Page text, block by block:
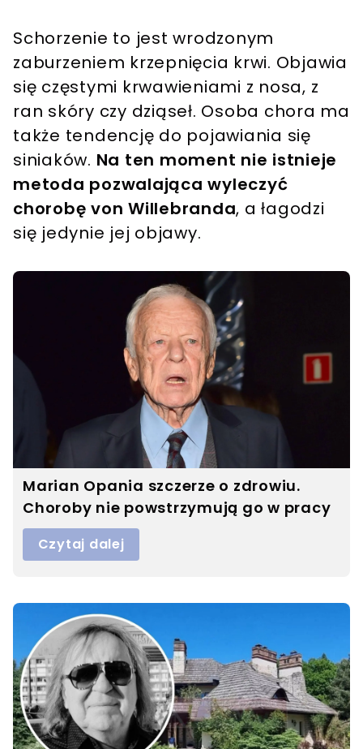
Schorzenie to jest wrodzonym
zaburzeniem krzepnięcia krwi. Objawia
się częstymi krwawieniami z nosa, z
ran skóry czy dziąseł. Osoba chora ma
także tendencję do pojawiania się
siniaków. Na ten moment nie istnieje
metoda pozwalająca wyleczyć
chorobę von Willebranda, a łagodzi
się jedynie jej objawy.
Marian Opania szczerze o zdrowiu.
Choroby nie powstrzymują go w pracy
Czytaj dalej